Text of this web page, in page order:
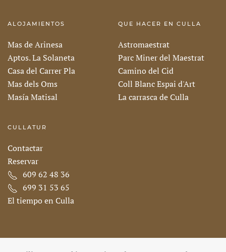
ALOJAMIENTOS
Mas de Arinesa
Aptos. La Solaneta
Casa del Carrer Pla
Mas dels Oms
Masía Matisal
QUE HACER EN CULLA
Astromaestrat
Parc Miner del Maestrat
Camino del Cid
Coll Blanc Espai d'Art
La carrasca de Culla
CULLATUR
Contactar
Reservar
609 62 48 36
699 31 53 65
El tiempo en Culla